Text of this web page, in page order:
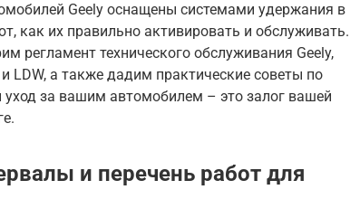
Geely оснащены системами удержания в
как их правильно активировать и обслуживать.
регламент технического обслуживания Geely,
и LDW, а также дадим практические советы по
уход за вашим автомобилем – это залог вашей
и перечень работ для